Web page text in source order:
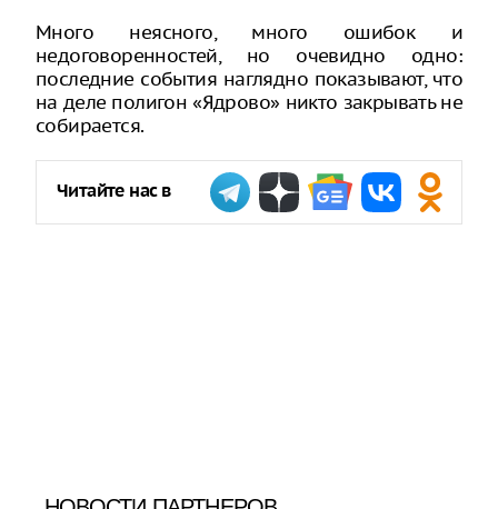
Много неясного, много ошибок и
недоговоренностей, но очевидно одно:
последние события наглядно показывают, что
на деле полигон «Ядрово» никто закрывать не
собирается.
Читайте нас в